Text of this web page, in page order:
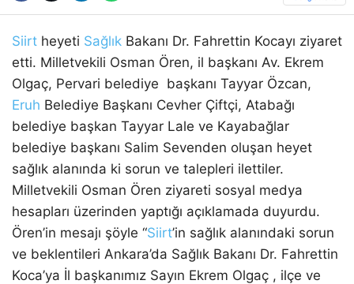
Instagram
Youtube
Siirt heyeti Sağlık Bakanı Dr. Fahrettin Kocayı ziyaret
etti. Milletvekili Osman Ören, il başkanı Av. Ekrem
Olgaç, Pervari belediye başkanı Tayyar Özcan,
Eruh Belediye Başkanı Cevher Çiftçi, Atabağı
belediye başkan Tayyar Lale ve Kayabağlar
belediye başkanı Salim Sevenden oluşan heyet
sağlık alanında ki sorun ve talepleri ilettiler.
Milletvekili Osman Ören ziyareti sosyal medya
hesapları üzerinden yaptığı açıklamada duyurdu.
Ören’in mesajı şöyle “Siirt’in sağlık alanındaki sorun
ve beklentileri Ankara’da Sağlık Bakanı Dr. Fahrettin
Koca’ya İl başkanımız Sayın Ekrem Olgaç , ilçe ve